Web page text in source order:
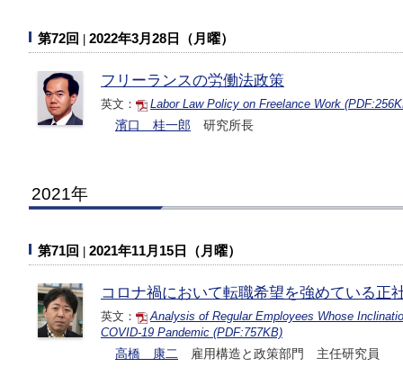
第72回 2022年3月28日（月曜）
フリーランスの労働法政策
英文：
Labor Law Policy on Freelance Work
濱口 桂一郎 研究所長
2021年
第71回 2021年11月15日（月曜）
コロナ禍において転職希望を強めている正
英文：
Analysis of Regular Employees Whose
COVID-19 Pandemic (PDF:757KB)
高橋 康二
雇用構造と政策部門 主任研究員